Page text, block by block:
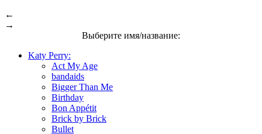
←
→
Выберите имя/название:
Katy Perry:
Act My Age
bandaids
Bigger Than Me
Birthday
Bon Appétit
Brick by Brick
Bullet